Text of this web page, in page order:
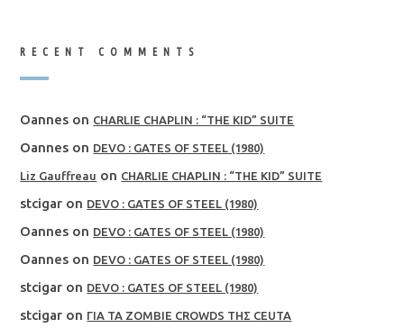
RECENT COMMENTS
Oannes on CHARLIE CHAPLIN : “THE KID” SUITE
Oannes on DEVO : GATES OF STEEL (1980)
Liz Gauffreau on CHARLIE CHAPLIN : “THE KID” SUITE
stcigar on DEVO : GATES OF STEEL (1980)
Oannes on DEVO : GATES OF STEEL (1980)
Oannes on DEVO : GATES OF STEEL (1980)
stcigar on DEVO : GATES OF STEEL (1980)
stcigar on ΓΙΑ ΤΑ ZOMBIE CROWDS ΤΗΣ CEUTA